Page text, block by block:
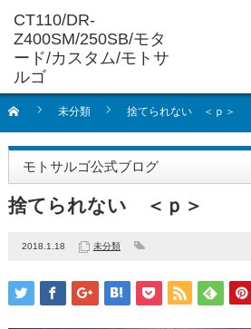
未分類 捨てられない ＜ｐ＞
モトサルゴ公式ブログ
捨てられない ＜ｐ＞
2018.1.18 未分類